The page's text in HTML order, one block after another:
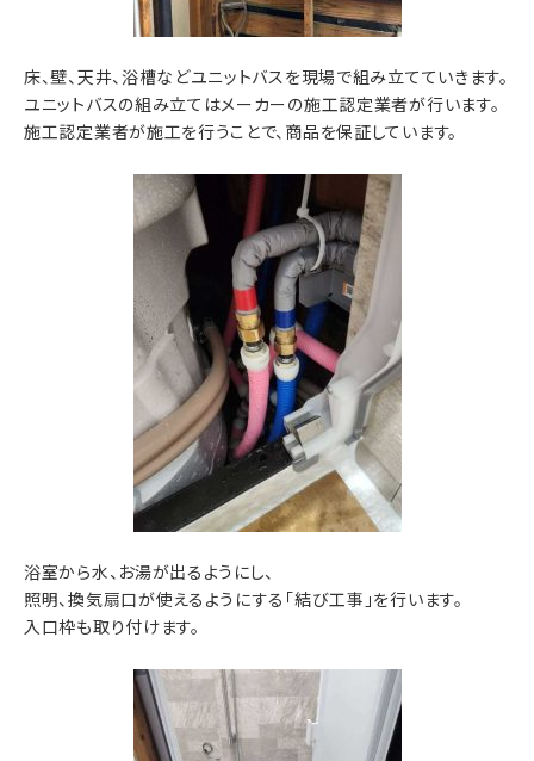
床、壁、天井、浴槽などユニットバスを現場で組み立てていきます。
ユニットバスの組み立てはメーカーの施工認定業者が行います。
施工認定業者が施工を行うことで、商品を保証しています。
浴室から水、お湯が出るようにし、
照明、換気扇口が使えるようにする「結び工事」を行います。
入口枠も取り付けます。